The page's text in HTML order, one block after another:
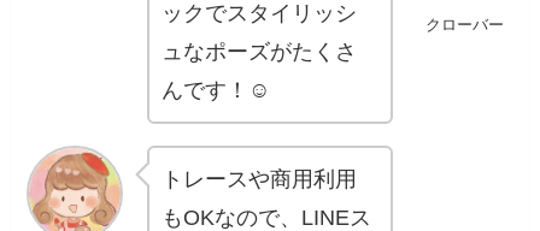
クローバー
ックでスタイリッシ
ュなポーズがたくさ
んです！☺️
トレースや商用利用
もOKなので、LINEス